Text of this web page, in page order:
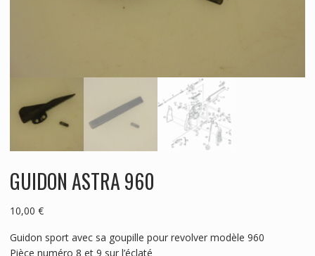
GUIDON ASTRA 960
10,00 €
Guidon sport avec sa goupille pour revolver modèle 960
Pièce numéro 8 et 9 sur l’éclaté